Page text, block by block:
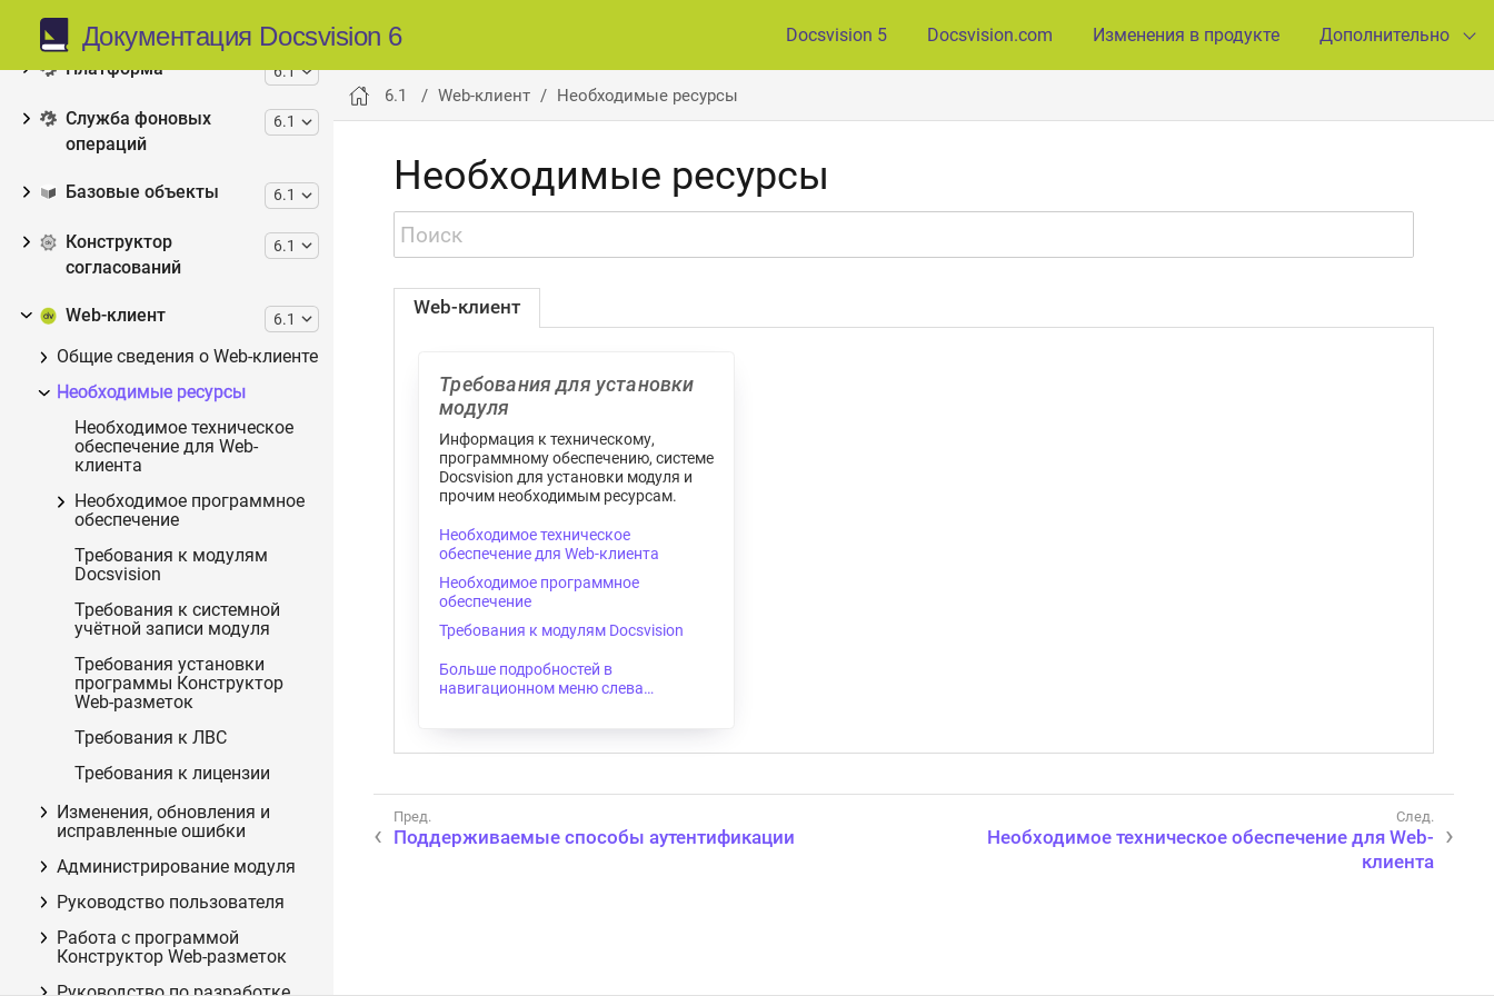
Документация Docsvision 6 Docsvision 5 Docsvision.com Изменения в продукте Дополнительно
Сервис настроек
Платформа 6.1
Служба фоновых
операций
6.1
Базовые объекты 6.1
Конструктор
согласований
6.1
Web-клиент 6.1
Общие сведения о Web-клиенте
Необходимые ресурсы
Необходимое техническое
обеспечение для Web-
клиента
Необходимое программное
обеспечение
Требования к модулям
Docsvision
Требования к системной
учётной записи модуля
Требования установки
программы Конструктор
Web-разметок
Требования к ЛВС
Требования к лицензии
Изменения, обновления и
исправленные ошибки
Администрирование модуля
Руководство пользователя
Работа с программой
Конструктор Web-разметок
6.1 Web-клиент Необходимые ресурсы
Необходимые ресурсы
Web-клиент
Требования для установки
модуля
Информация к техническому,
программному обеспечению, системе
Docsvision для установки модуля и
прочим необходимым ресурсам.
Необходимое техническое
обеспечение для Web-клиента
Необходимое программное
обеспечение
Требования к модулям Docsvision
Больше подробностей в
навигационном меню слева…​
Поддерживаемые способы аутентификации
Необходимое техническое обеспечение для Web-
клиента